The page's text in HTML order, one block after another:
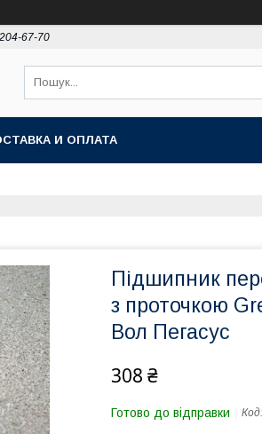
67-70
И ОПЛАТА
Підшипник
з проточкою
Вол Пегасус
308 ₴
Готово до відправки Код: